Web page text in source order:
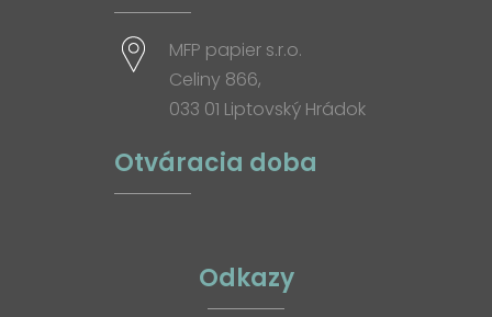
MFP papier s.r.o.
Celiny 866,
033 01 Liptovský Hrádok
Otváracia doba
Odkazy